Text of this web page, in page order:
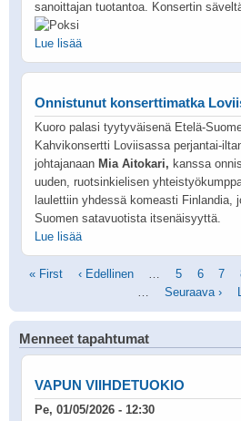
sanoittajan tuotantoa. Konsertin
Lue lisää
Onnistunut konserttimatka
Kuoro palasi tyytyväisenä Etelä-
Kahvikonsertti Loviisassa perjantai-
johtajanaan Mia Aitokari, kanssa
uuden, ruotsinkielisen
laulettiin yhdessä komeasti Finlandia,
Suomen satavuotista itsenäisyyttä.
Lue lisää
Sivutus
Ensimmäinen
« First
Edellinen
‹ Edellinen … Sivu
5 Sivu
6 7
…
Seuraava
sivu
Seuraava ›
Menneet tapahtumat
VAPUN VIIHDETUOKIO
Pe, 01/05/2026 - 12:30